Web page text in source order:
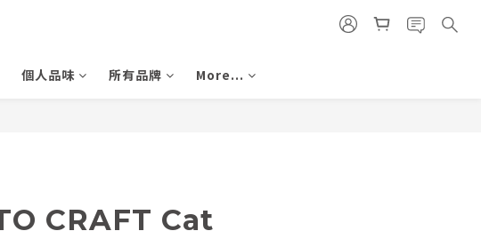
個人品味 所有品牌 More...
CRAFT Cat